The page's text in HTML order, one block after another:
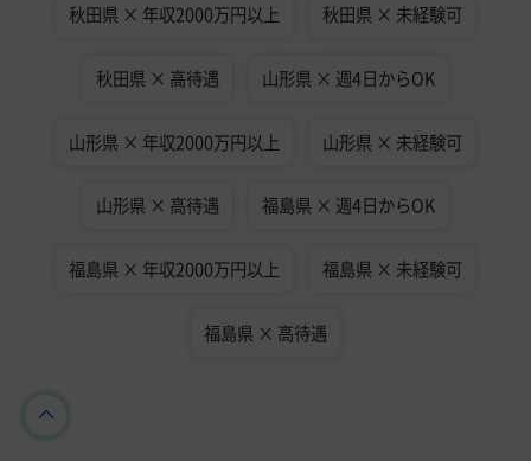
秋田県 × 年収2000万円以上 秋田県 × 未経験可
秋田県 × 高待遇 山形県 × 週4日からOK
山形県 × 年収2000万円以上 山形県 × 未経験可
山形県 × 高待遇 福島県 × 週4日からOK
福島県 × 年収2000万円以上 福島県 × 未経験可
福島県 × 高待遇